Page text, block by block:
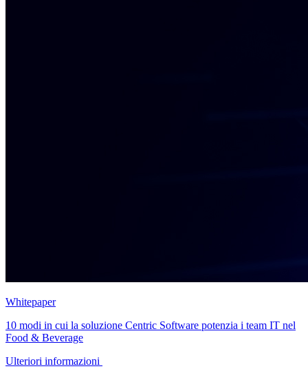
Whitepaper
10 modi in cui la soluzione Centric Software potenzia i team IT nel
Food & Beverage
Ulteriori informazioni